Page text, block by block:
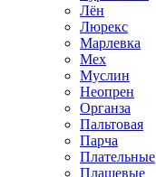
Лён
Люрекс
Марлевка
Мех
Муслин
Неопрен
Органза
Пальтовая
Парча
Плательные
Плащевые